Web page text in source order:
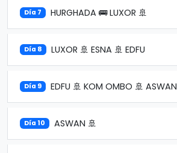
Día 7 HURGHADA 🚌 LUXOR 🚢
Día 8 LUXOR 🚢 ESNA 🚢 EDFU
Día 9 EDFU 🚢 KOM OMBO 🚢 ASWAN
Día 10 ASWAN 🚢